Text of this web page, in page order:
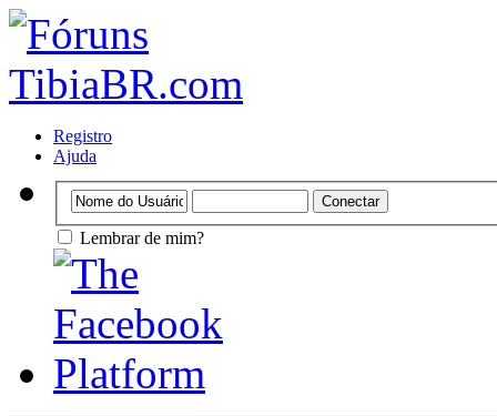
Registro
Ajuda
Lembrar de mim?